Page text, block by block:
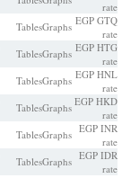
rate
TablesGraphs EGP GTQ
rate
TablesGraphs EGP HTG
rate
TablesGraphs EGP HNL
rate
TablesGraphs EGP HKD
rate
TablesGraphs EGP INR
rate
TablesGraphs EGP IDR
rate